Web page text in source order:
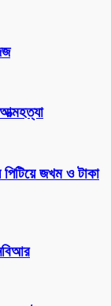
পিটিয়ে জখম ও টাকা